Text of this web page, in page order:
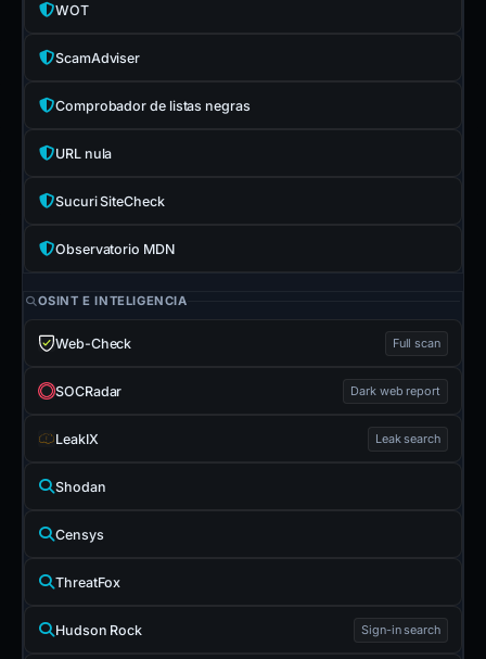
WOT
ScamAdviser
Comprobador de listas negras
URL nula
Sucuri SiteCheck
Observatorio MDN
OSINT E INTELIGENCIA
Web-Check Full scan
SOCRadar Dark web report
LeakIX Leak search
Shodan
Censys
ThreatFox
Hudson Rock Sign-in search